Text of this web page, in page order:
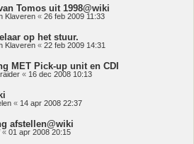
Tomos uit 1998@wiki
Klaveren « 26 feb 2009 11:33
op het stuur.
Klaveren « 22 feb 2009 14:31
MET Pick-up unit en CDI
« 16 dec 2008 10:13
« 14 apr 2008 22:37
afstellen@wiki
« 01 apr 2008 20:15